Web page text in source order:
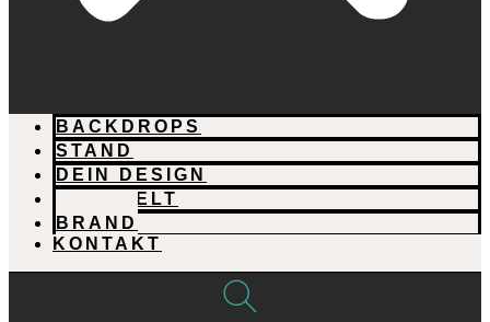
BACKDROPS
STAND
DEIN DESIGN
RECYCELT
BRAND
KONTAKT